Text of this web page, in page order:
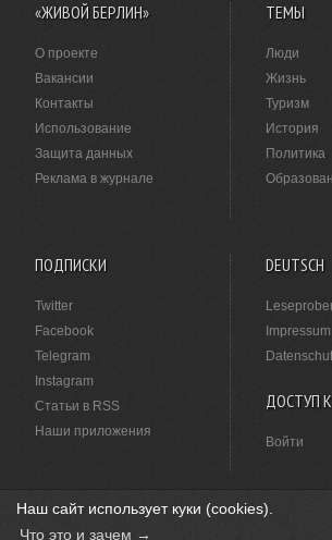
Наш сайт использует куки (cookies).
Что это и зачем →
«ЖИВОЙ БЕРЛИН»
О проекте
Вакансии
Контакты
Использование
Защита данных
Реклама в журнале
ТЕМЫ
Люди
Жизнь
Туризм
История
Политика
ПОДПИСКИ
Twitter
Facebook
Telegram
Instagram
Статьи в RSS
Наши приложения
DEUTSCH
Impressum
ДОСТУП
Войти
НАШЛИ ОПЕЧАТКУ?